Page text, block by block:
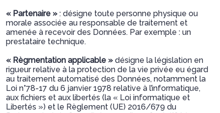
« Partenaire » : désigne toute personne physique ou
morale associée au responsable de traitement et
amenée à recevoir des Données. Par exemple : un
prestataire technique.
« Règmentation applicable » désigne la législation en
rigueur relative à la protection de la vie privée eu égard
au traitement automatisé des Données, notamment la
Loi n°78-17 du 6 janvier 1978 relative à l’informatique,
aux fichiers et aux libertés (la « Loi informatique et
Libertés ») et le Règlement (UE) 2016/679 du